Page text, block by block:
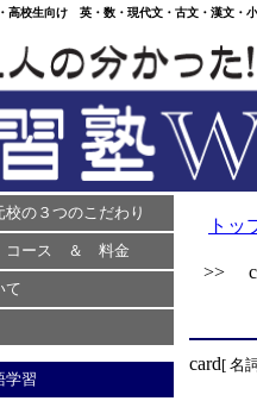
校生向け 英・数・現代文・古文・漢文
校の３つのこだわり
ース ＆ 料金
て
習
トッ
>>
card[ 名